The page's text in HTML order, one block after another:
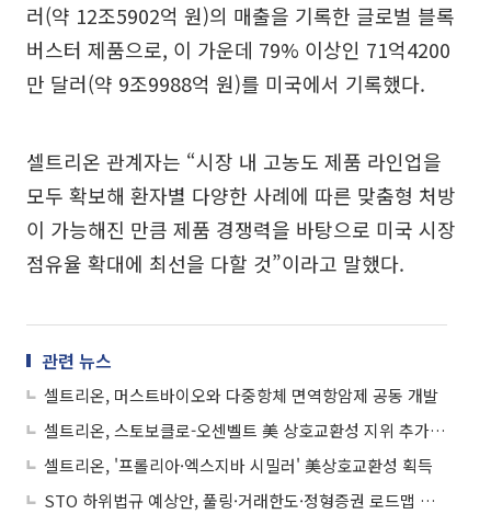
러(약 12조5902억 원)의 매출을 기록한 글로벌 블록
버스터 제품으로, 이 가운데 79% 이상인 71억4200
만 달러(약 9조9988억 원)를 미국에서 기록했다.
셀트리온 관계자는 “시장 내 고농도 제품 라인업을
모두 확보해 환자별 다양한 사례에 따른 맞춤형 처방
이 가능해진 만큼 제품 경쟁력을 바탕으로 미국 시장
점유율 확대에 최선을 다할 것”이라고 말했다.
관련 뉴스
셀트리온, 머스트바이오와 다중항체 면역항암제 공동 개발
셀트리온, 스토보클로-오센벨트 美 상호교환성 지위 추가 획득
셀트리온, '프롤리아·엑스지바 시밀러' 美상호교환성 획득
STO 하위법규 예상안, 풀링·거래한도·정형증권 로드맵 제시